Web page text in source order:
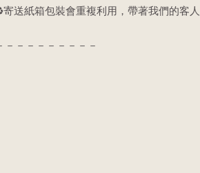
送紙箱包裝會重複利用，帶著我們的客
－－－－－－－－－